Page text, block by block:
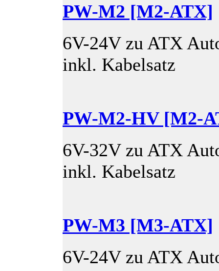
PW-M2 [M2-ATX]
6V-24V zu ATX
inkl. Kabelsatz
PW-M2-HV [M2-
6V-32V zu ATX
inkl. Kabelsatz
PW-M3 [M3-ATX]
6V-24V zu ATX